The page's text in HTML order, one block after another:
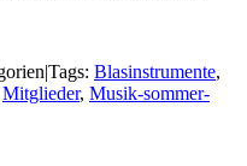
|Tags: Blasinstrumente,
Mitglieder, Musik-sommer-